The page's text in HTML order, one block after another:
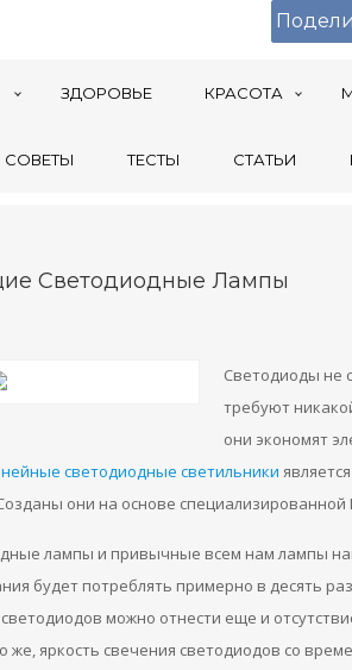
ЗДОРОВЬЕ КРАСОТА
СОВЕТЫ ТЕСТЫ СТАТЬИ
Светодиодные Лампы
Светодиоды не
требуют
они экономят
светодиодные светильники
они на основе специализированной
лампы и привычные всем нам лампы
будет потреблять примерно в десять
можно отнести еще и
яркость свечения светодиодов со